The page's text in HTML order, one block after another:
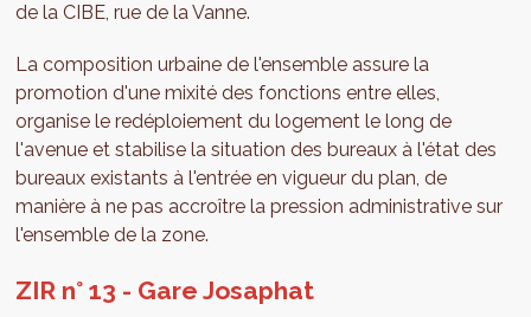
de la CIBE, rue de la Vanne.
La composition urbaine de l'ensemble assure la
promotion d'une mixité des fonctions entre elles,
organise le redéploiement du logement le long de
l'avenue et stabilise la situation des bureaux à l'état des
bureaux existants à l'entrée en vigueur du plan, de
manière à ne pas accroître la pression administrative sur
l'ensemble de la zone.
ZIR n° 13 - Gare Josaphat